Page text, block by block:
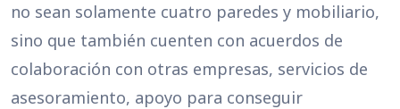
no sean solamente cuatro paredes y mobiliario,
sino que también cuenten con acuerdos de
colaboración con otras empresas, servicios de
asesoramiento, apoyo para conseguir